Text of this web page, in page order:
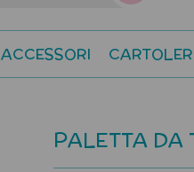
ACCESSORI
PALETTA DA